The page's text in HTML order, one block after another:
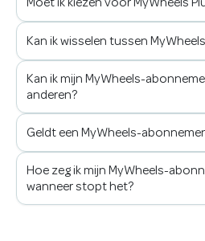
Kan ik wisselen tussen
Kan ik mijn MyWheels-
anderen?
Geldt een MyWheels-
Hoe zeg ik mijn MyWheels-
wanneer stopt het?